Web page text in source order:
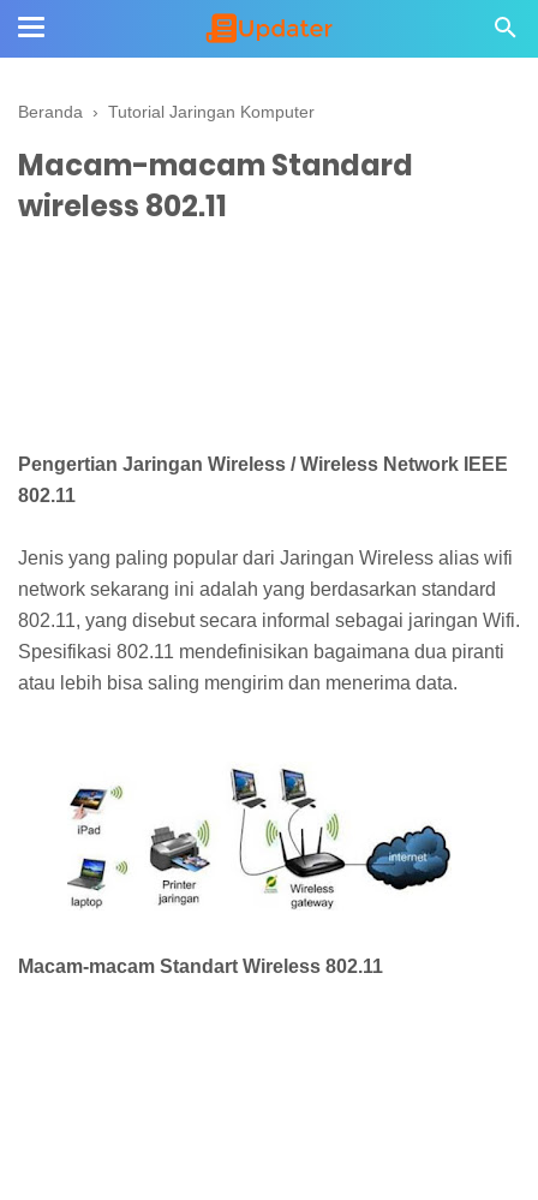
Beranda › Tutorial Jaringan Komputer
Macam-macam Standard
wireless 802.11
Pengertian Jaringan Wireless / Wireless Network IEEE
802.11
Jenis yang paling popular dari Jaringan Wireless alias wifi
network sekarang ini adalah yang berdasarkan standard
802.11, yang disebut secara informal sebagai jaringan Wifi.
Spesifikasi 802.11 mendefinisikan bagaimana dua piranti
atau lebih bisa saling mengirim dan menerima data.
Macam-macam Standart Wireless 802.11